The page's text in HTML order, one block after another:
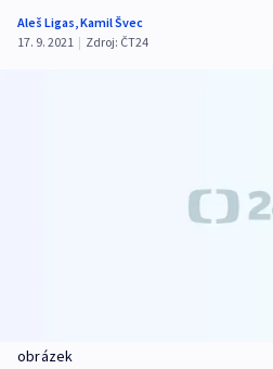
Aleš Ligas,Kamil Švec
17. 9. 2021 | Zdroj: ČT24
obrázek